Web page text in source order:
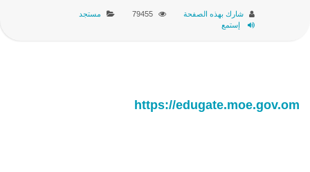
شارك بهذه الصفحة 79455
مستجد
إستمع
https://edugate.moe.gov.om